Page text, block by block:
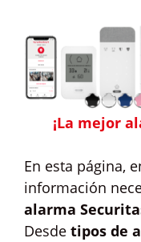
¡La mejor
En esta página,
información
alarma
Desde tipos de